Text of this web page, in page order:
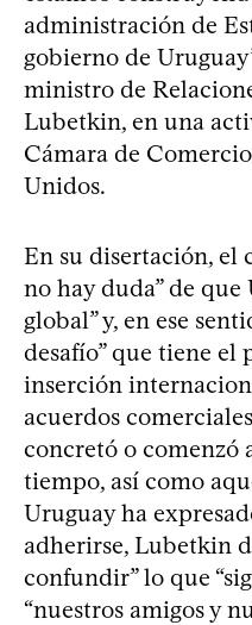
administración de
gobierno de
ministro de
Lubetkin, en una
Cámara de
Unidos.
En su disertación, el
no hay duda” de que
global” y, en ese
desafío” que tiene el
inserción
acuerdos
concretó o comenzó
tiempo, así como
Uruguay ha
adherirse, Lubetkin
confundir” lo que
“nuestros amigos y